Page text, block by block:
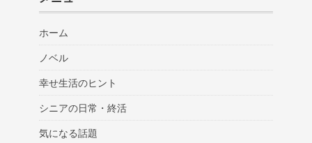
ホーム
ノベル
幸せ生活のヒント
シニアの日常・終活
気になる話題